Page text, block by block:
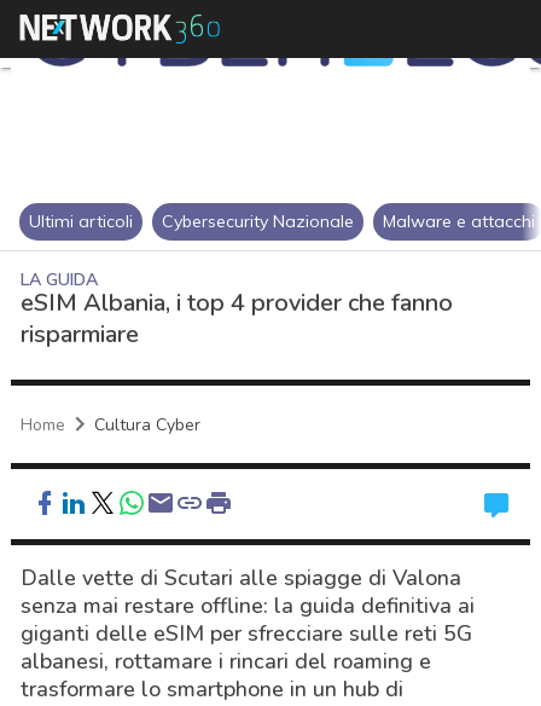
Ultimi articoli Cybersecurity Nazionale Malware e attacchi
LA GUIDA
eSIM Albania, i top 4 provider che fanno
risparmiare
Home Cultura Cyber
Dalle vette di Scutari alle spiagge di Valona
senza mai restare offline: la guida definitiva ai
giganti delle eSIM per sfrecciare sulle reti 5G
albanesi, rottamare i rincari del roaming e
trasformare lo smartphone in un hub di